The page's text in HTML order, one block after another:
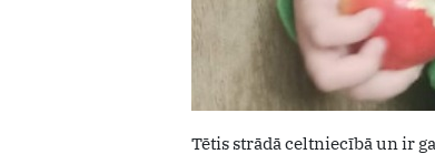
Tētis strādā celtniecībā un ir